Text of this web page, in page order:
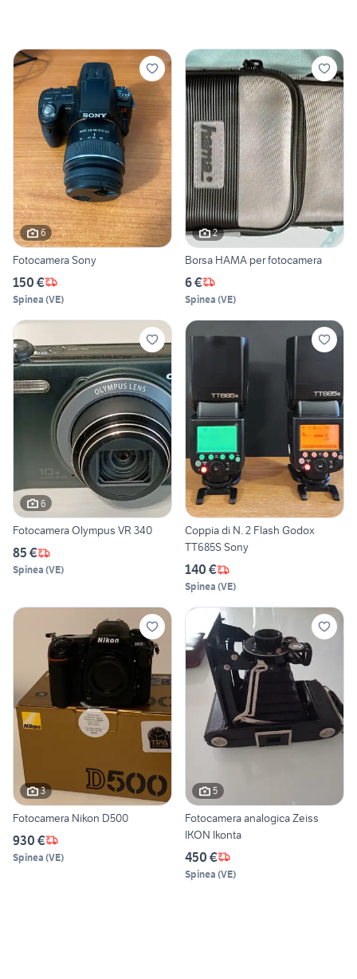
6
Fotocamera Sony
150 €
Spinea (VE)
2
Borsa HAMA per fotocamera
6 €
Spinea (VE)
6
Fotocamera Olympus VR 340
85 €
Spinea (VE)
Coppia di N. 2 Flash Godox
TT685S Sony
140 €
Spinea (VE)
3
Fotocamera Nikon D500
930 €
Spinea (VE)
5
Fotocamera analogica Zeiss
IKON Ikonta
450 €
Spinea (VE)